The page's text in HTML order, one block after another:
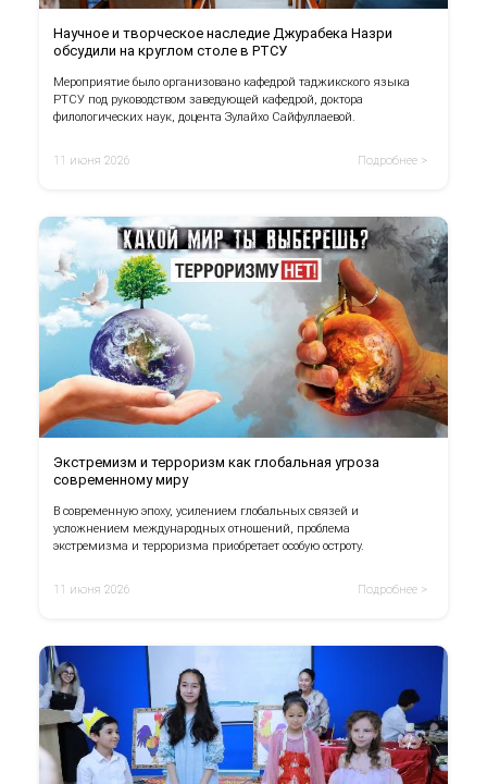
Научное и творческое наследие Джурабека Назри
обсудили на круглом столе в РТСУ
Мероприятие было организовано кафедрой таджикского языка
РТСУ под руководством заведующей кафедрой, доктора
филологических наук, доцента Зулайхо Сайфуллаевой.
11 июня 2026 Подробнее >
Экстремизм и терроризм как глобальная угроза
современному миру
В современную эпоху, усилением глобальных связей и
усложнением международных отношений, проблема
экстремизма и терроризма приобретает особую остроту.
11 июня 2026 Подробнее >